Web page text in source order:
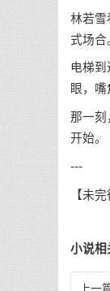
林若雪
式场合
电梯
眼，嘴
那一刻
开始。
---
【未完
小说相